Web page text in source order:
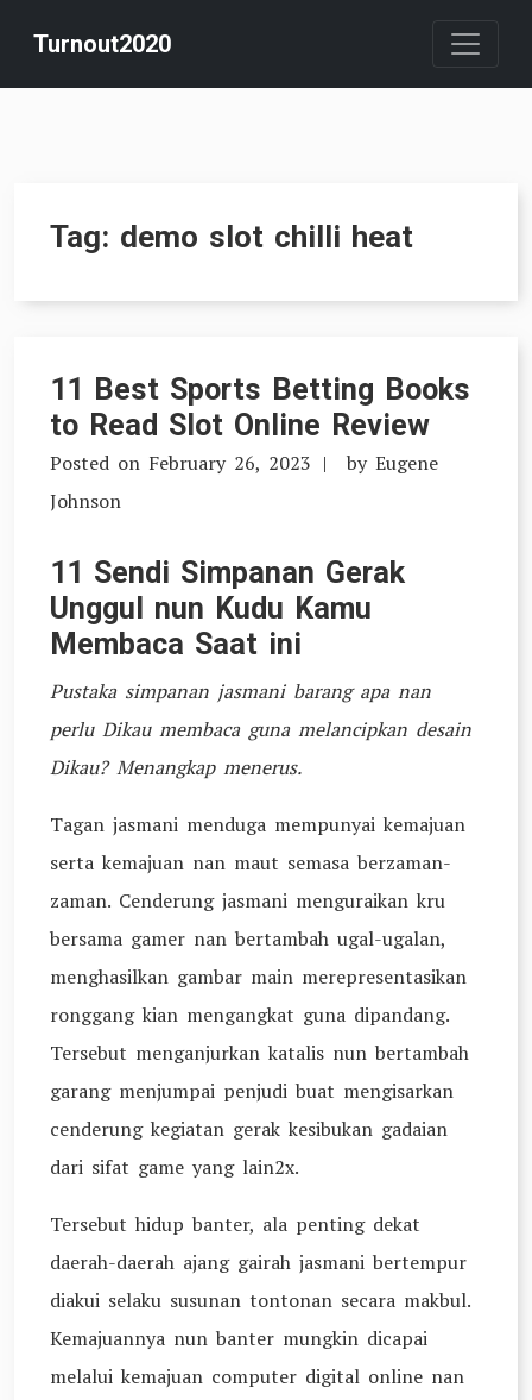
content
Turnout2020
Tag: demo slot chilli heat
11 Best Sports Betting Books
to Read Slot Online Review
Posted on February 26, 2023 by Eugene
Johnson
11 Sendi Simpanan Gerak
Unggul nun Kudu Kamu
Membaca Saat ini
Pustaka simpanan jasmani barang apa nan
perlu Dikau membaca guna melancipkan desain
Dikau? Menangkap menerus.
Tagan jasmani menduga mempunyai kemajuan
serta kemajuan nan maut semasa berzaman-
zaman. Cenderung jasmani menguraikan kru
bersama gamer nan bertambah ugal-ugalan,
menghasilkan gambar main merepresentasikan
ronggang kian mengangkat guna dipandang.
Tersebut menganjurkan katalis nun bertambah
garang menjumpai penjudi buat mengisarkan
cenderung kegiatan gerak kesibukan gadaian
dari sifat game yang lain2x.
Tersebut hidup banter, ala penting dekat
daerah-daerah ajang gairah jasmani bertempur
diakui selaku susunan tontonan secara makbul.
Kemajuannya nun banter mungkin dicapai
melalui kemajuan computer digital online nan